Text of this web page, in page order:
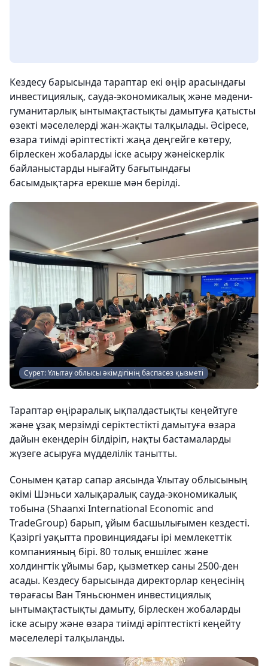
Кездесу барысында тараптар екі өңір арасындағы
инвестициялық, сауда-экономикалық және мәдени-
гуманитарлық ынтымақтастықты дамытуға қатысты
өзекті мәселелерді жан-жақты талқылады. Әсіресе,
өзара тиімді әріптестікті жаңа деңгейге көтеру,
бірлескен жобаларды іске асыру жәнеіскерлік
байланыстарды нығайту бағытындағы
басымдықтарға ерекше мән берілді.
Сурет: Ұлытау облысы әкімдігінің баспасөз қызметі
Тараптар өңіраралық ықпалдастықты кеңейтуге
және ұзақ мерзімді серіктестікті дамытуға өзара
дайын екендерін білдіріп, нақты бастамаларды
жүзеге асыруға мүдделілік танытты.
Сонымен қатар сапар аясында Ұлытау облысының
әкімі Шэньси халықаралық сауда-экономикалық
тобына (Shaanxi International Economic and
TradeGroup) барып, ұйым басшылығымен кездесті.
Қазіргі уақытта провинциядағы ірі мемлекеттік
компанияның бірі. 80 толық еншілес және
холдингтік ұйымы бар, қызметкер саны 2500-ден
асады. Кездесу барысында директорлар кеңесінің
төрағасы Ван Тяньсюнмен инвестициялық
ынтымақтастықты дамыту, бірлескен жобаларды
іске асыру және өзара тиімді әріптестікті кеңейту
мәселелері талқыланды.